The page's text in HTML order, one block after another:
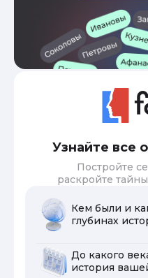
Узнайте все
Постройте
раскройте
Кем были и
глубинах
До какого
история